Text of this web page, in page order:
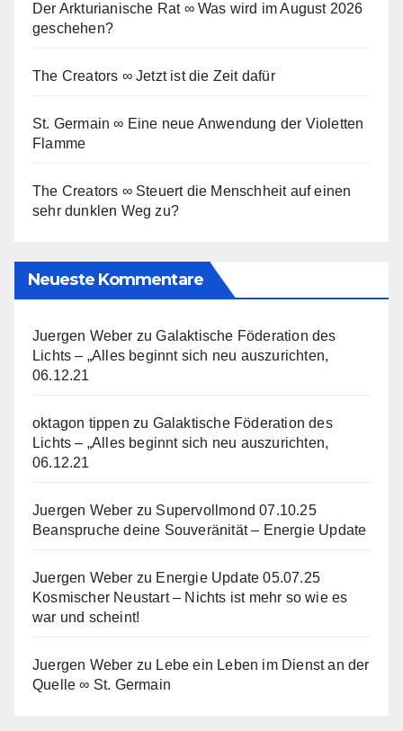
Der Arkturianische Rat ∞ Was wird im August 2026
geschehen?
The Creators ∞ Jetzt ist die Zeit dafür
St. Germain ∞ Eine neue Anwendung der Violetten
Flamme
The Creators ∞ Steuert die Menschheit auf einen
sehr dunklen Weg zu?
Neueste Kommentare
Juergen Weber zuGalaktische Föderation des
Lichts – „Alles beginnt sich neu auszurichten,
06.12.21
oktagon tippen zu Galaktische Föderation des
Lichts – „Alles beginnt sich neu auszurichten,
06.12.21
Juergen Weber zu Supervollmond 07.10.25
Beanspruche deine Souveränität – Energie Update
Juergen Weber zu Energie Update 05.07.25
Kosmischer Neustart – Nichts ist mehr so wie es
war und scheint!
Juergen Weber zu Lebe ein Leben im Dienst an der
Quelle ∞ St. Germain